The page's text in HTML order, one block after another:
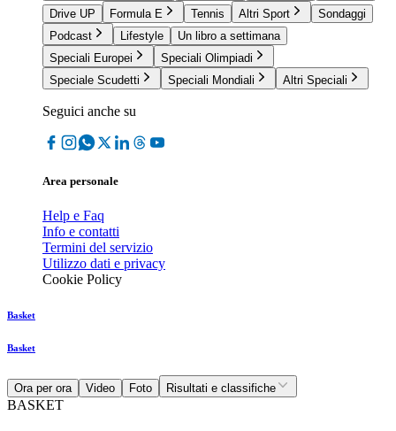
Drive UP
Formula E Tennis Altri Sport
Sondaggi
Podcast
Lifestyle
Un libro a settimana
Speciali Europei
Speciali Olimpiadi
Speciale Scudetti
Speciali Mondiali Altri Speciali
Seguici anche su
Area personale
Help e Faq
Info e contatti
Termini del servizio
Utilizzo dati e privacy
Cookie Policy
Basket
Basket
Ora per ora Video Foto Risultati e classifiche
BASKET